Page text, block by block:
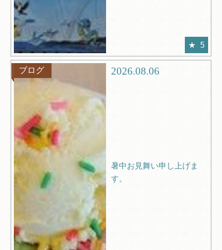
5
ブログ 2026.08.06
暑中お見舞い申し上げま
す。